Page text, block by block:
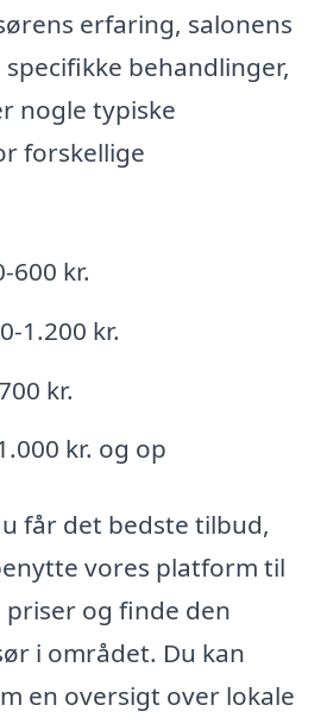
erfaring, salonens
behandlinger,
nogle typiske
forskellige
600 kr.
1.200 kr.
kr.
kr. og op
får det bedste tilbud,
vores platform til
og finde den
i området. Du kan
en oversigt over lokale